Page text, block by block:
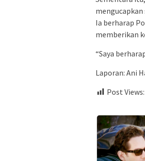
Ia berharap
memberikan
“Saya
Laporan: Ani
Post Views: